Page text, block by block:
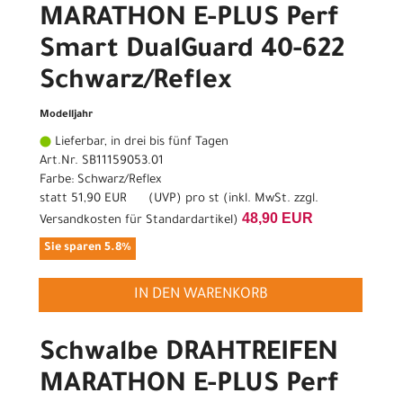
MARATHON E-PLUS Perf
Smart DualGuard 40-622
Schwarz/Reflex
Modelljahr
Lieferbar, in drei bis fünf Tagen
Art.Nr. SB11159053.01
Farbe: Schwarz/Reflex
statt 51,90 EUR ( UVP) pro st (inkl. MwSt. zzgl.
Versandkosten für Standardartikel) 48,90 EUR
Sie sparen 5.8%
IN DEN WARENKORB
Schwalbe DRAHTREIFEN
MARATHON E-PLUS Perf